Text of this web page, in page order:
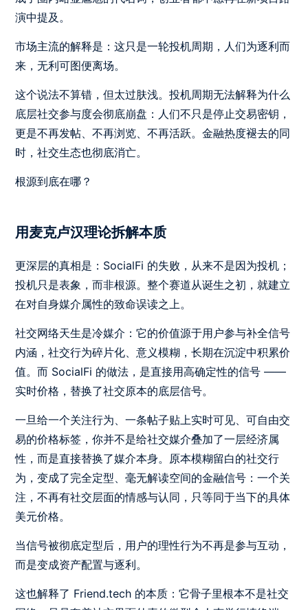
演中提及。
市场主流的解释是：这只是一轮投机周期，人们为逐利而
来，无利可图便离场。
这个说法不算错，但太过肤浅。投机周期无法解释为什么
底层社交参与度会彻底崩盘：人们不只是停止交易密钥，
更是不再发帖、不再浏览、不再活跃。金融热度褪去的同
时，社交生态也彻底消亡。
根源到底在哪？
用麦克卢汉理论拆解本质
更深层的真相是：SocialFi 的失败，从来不是因为投机；
投机只是表象，而非根源。整个赛道从诞生之初，就建立
在对自身媒介属性的致命误读之上。
社交网络天生是冷媒介：它的价值源于用户参与补全信号
内涵，社交行为碎片化、意义模糊，长期在沉淀中积累价
值。而 SocialFi 的做法，是直接用高确定性的信号 ——
实时价格，替换了社交原本的底层信号。
一旦给一个关注行为、一条帖子贴上实时可见、可自由交
易的价格标签，你并不是给社交媒介叠加了一层经济属
性，而是直接替换了媒介本身。原本模糊留白的社交行
为，变成了完全定型、毫无解读空间的金融信号：一个关
注，不再有社交层面的情感与认同，只等同于当下的具体
美元价格。
当信号被彻底定型后，用户的理性行为不再是参与互动，
而是变成资产配置与逐利。
这也解释了 Friend.tech 的本质：它骨子里根本不是社交